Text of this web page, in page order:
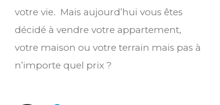
votre vie. Mais aujourd’hui vous êtes
décidé à vendre votre appartement,
votre maison ou votre terrain mais pas à
n’importe quel prix ?